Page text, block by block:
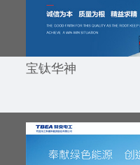
宝钛华神